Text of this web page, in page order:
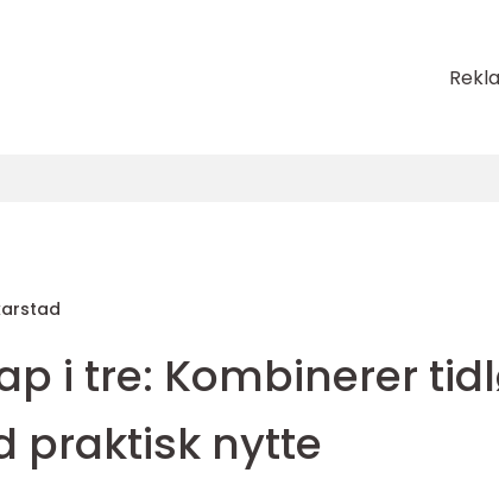
i tre: Kombinerer
praktisk nytte